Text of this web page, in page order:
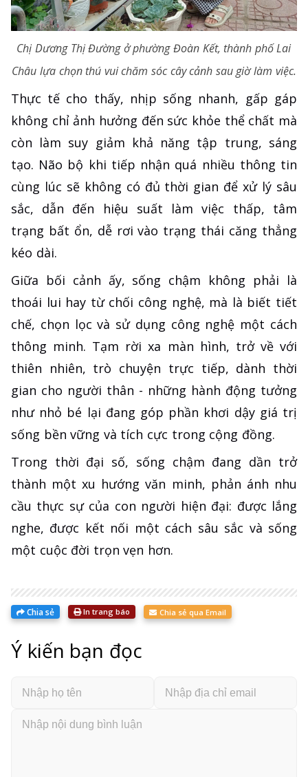
Chị Dương Thị Đường ở phường Đoàn Kết, thành phố Lai
Châu lựa chọn thú vui chăm sóc cây cảnh sau giờ làm việc.
Thực tế cho thấy, nhịp sống nhanh, gấp gáp
không chỉ ảnh hưởng đến sức khỏe thể chất mà
còn làm suy giảm khả năng tập trung, sáng
tạo. Não bộ khi tiếp nhận quá nhiều thông tin
cùng lúc sẽ không có đủ thời gian để xử lý sâu
sắc, dẫn đến hiệu suất làm việc thấp, tâm
trạng bất ổn, dễ rơi vào trạng thái căng thẳng
kéo dài.
Giữa bối cảnh ấy, sống chậm không phải là
thoái lui hay từ chối công nghệ, mà là biết tiết
chế, chọn lọc và sử dụng công nghệ một cách
thông minh. Tạm rời xa màn hình, trở về với
thiên nhiên, trò chuyện trực tiếp, dành thời
gian cho người thân - những hành động tưởng
như nhỏ bé lại đang góp phần khơi dậy giá trị
sống bền vững và tích cực trong cộng đồng.
Trong thời đại số, sống chậm đang dần trở
thành một xu hướng văn minh, phản ánh nhu
cầu thực sự của con người hiện đại: được lắng
nghe, được kết nối một cách sâu sắc và sống
một cuộc đời trọn vẹn hơn.
Chia sẻ In trang báo Chia sẻ qua Email
Ý kiến bạn đọc